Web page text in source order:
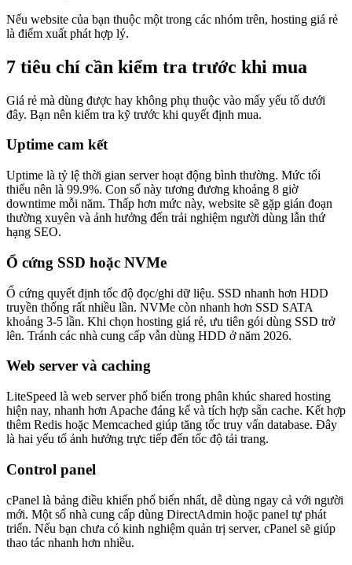
Nếu website của bạn thuộc một trong các nhóm trên, hosting giá rẻ
là điểm xuất phát hợp lý.
7 tiêu chí cần kiểm tra trước khi mua
Giá rẻ mà dùng được hay không phụ thuộc vào mấy yếu tố dưới
đây. Bạn nên kiểm tra kỹ trước khi quyết định mua.
Uptime cam kết
Uptime là tỷ lệ thời gian server hoạt động bình thường. Mức tối
thiểu nên là 99.9%. Con số này tương đương khoảng 8 giờ
downtime mỗi năm. Thấp hơn mức này, website sẽ gặp gián đoạn
thường xuyên và ảnh hưởng đến trải nghiệm người dùng lẫn thứ
hạng SEO.
Ổ cứng SSD hoặc NVMe
Ổ cứng quyết định tốc độ đọc/ghi dữ liệu. SSD nhanh hơn HDD
truyền thống rất nhiều lần. NVMe còn nhanh hơn SSD SATA
khoảng 3-5 lần. Khi chọn hosting giá rẻ, ưu tiên gói dùng SSD trở
lên. Tránh các nhà cung cấp vẫn dùng HDD ở năm 2026.
Web server và caching
LiteSpeed là web server phổ biến trong phân khúc shared hosting
hiện nay, nhanh hơn Apache đáng kể và tích hợp sẵn cache. Kết hợp
thêm Redis hoặc Memcached giúp tăng tốc truy vấn database. Đây
là hai yếu tố ảnh hưởng trực tiếp đến tốc độ tải trang.
Control panel
cPanel là bảng điều khiển phổ biến nhất, dễ dùng ngay cả với người
mới. Một số nhà cung cấp dùng DirectAdmin hoặc panel tự phát
triển. Nếu bạn chưa có kinh nghiệm quản trị server, cPanel sẽ giúp
thao tác nhanh hơn nhiều.